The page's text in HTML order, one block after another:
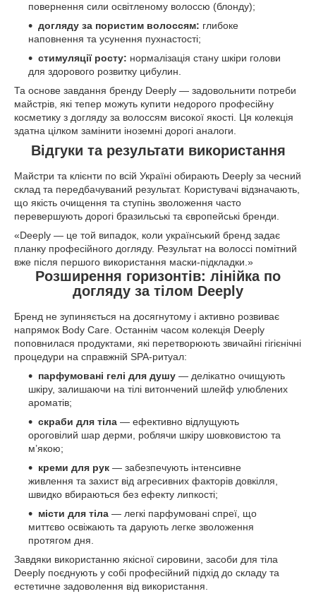
повернення сили освітленому волоссю (блонду);
догляду за пористим волоссям: глибоке
наповнення та усунення пухнастості;
стимуляції росту: нормалізація стану шкіри голови
для здорового розвитку цибулин.
Та основе завдання бренду Deeply — задовольнити потреби
майстрів, які тепер можуть купити недорого професійну
косметику з догляду за волоссям високої якості. Ця колекція
здатна цілком замінити іноземні дорогі аналоги.
Відгуки та результати використання
Майстри та клієнти по всій Україні обирають Deeply за чесний
склад та передбачуваний результат. Користувачі відзначають,
що якість очищення та ступінь зволоження часто
перевершують дорогі бразильські та європейські бренди.
«Deeply — це той випадок, коли український бренд задає
планку професійного догляду. Результат на волоссі помітний
вже після першого використання маски-підкладки.»
Розширення горизонтів: лінійка по
догляду за тілом Deeply
Бренд не зупиняється на досягнутому і активно розвиває
напрямок Body Care. Останнім часом колекція Deeply
поповнилася продуктами, які перетворюють звичайні гігієнічні
процедури на справжній SPA-ритуал:
парфумовані гелі для душу — делікатно очищують
шкіру, залишаючи на тілі витончений шлейф улюблених
ароматів;
скраби для тіла — ефективно відлущують
ороговілий шар дерми, роблячи шкіру шовковистою та
м’якою;
креми для рук — забезпечують інтенсивне
живлення та захист від агресивних факторів довкілля,
швидко вбираються без ефекту липкості;
місти для тіла — легкі парфумовані спреї, що
миттєво освіжають та дарують легке зволоження
протягом дня.
Завдяки використанню якісної сировини, засоби для тіла
Deeply поєднують у собі професійний підхід до складу та
естетичне задоволення від використання.